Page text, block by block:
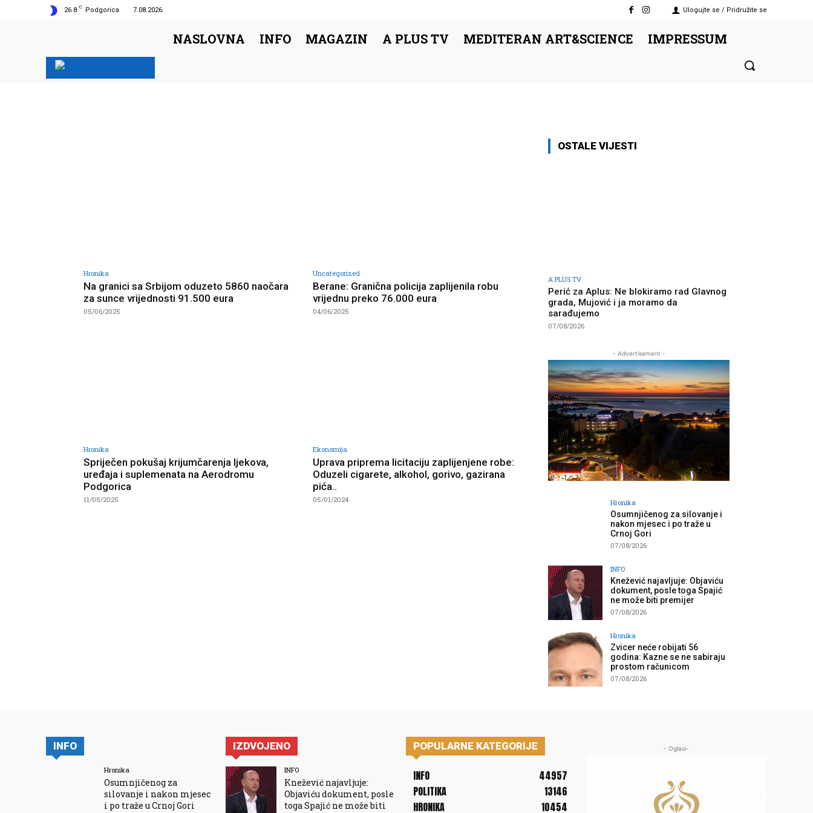
26.8 C Podgorica 7.08.2026. Ulogujte se / Pridružite se
NASLOVNA INFO MAGAZIN A PLUS TV MEDITERAN ART&SCIENCE IMPRESSUM
Hronika
Na granici sa Srbijom oduzeto 5860 naočara
za sunce vrijednosti 91.500 eura
05/06/2025
Uncategorized
Berane: Granična policija zaplijenila robu
vrijednu preko 76.000 eura
04/06/2025
Hronika
Spriječen pokušaj krijumčarenja ljekova,
uređaja i suplemenata na Aerodromu
Podgorica
11/05/2025
Ekonomija
Uprava priprema licitaciju zaplijenjene robe:
Oduzeli cigarete, alkohol, gorivo, gazirana
pića..
05/01/2024
OSTALE VIJESTI
A PLUS TV
Perić za Aplus: Ne blokiramo rad Glavnog
grada, Mujović i ja moramo da
sarađujemo
07/08/2026
- Advertisement -
Hronika
Osumnjičenog za silovanje i
nakon mjesec i po traže u
Crnoj Gori
07/08/2026
INFO
Knežević najavljuje: Objaviću
dokument, posle toga Spajić
ne može biti premijer
07/08/2026
Hronika
Zvicer neće robijati 56
godina: Kazne se ne sabiraju
prostom računicom
07/08/2026
INFO
Hronika
Osumnjičenog za
silovanje i nakon mjesec
i po traže u Crnoj Gori
IZDVOJENO
INFO
Knežević najavljuje:
Objaviću dokument, posle
toga Spajić ne može biti
POPULARNE KATEGORIJE
INFO
44957
POLITIKA
13146
HRONIKA
10454
- Oglasi-